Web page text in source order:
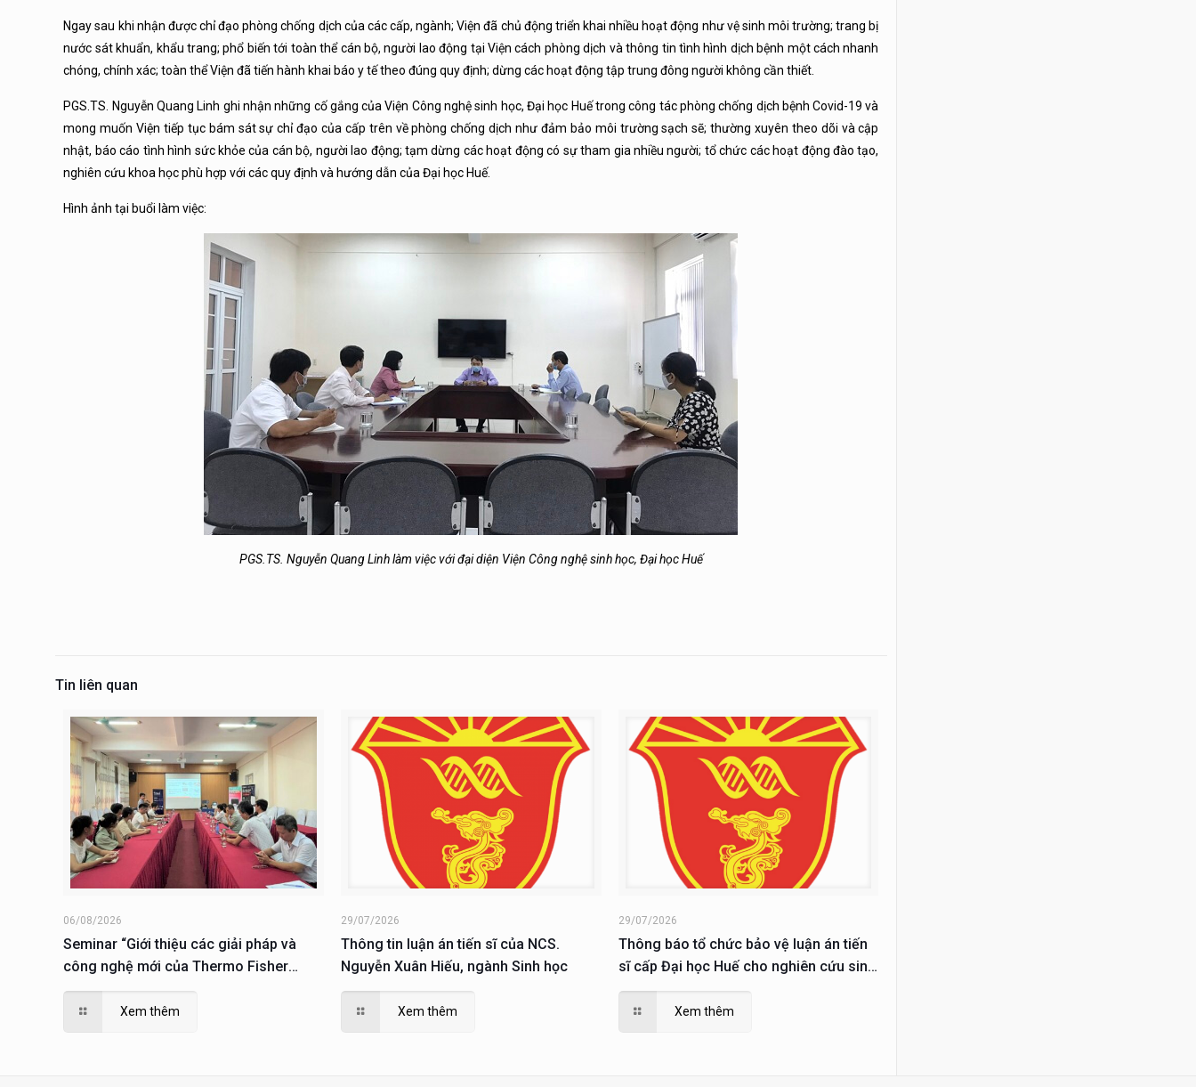
Ngay sau khi nhận được chỉ đạo phòng chống dịch của các cấp, ngành; Viện đã chủ động triển khai nhiều hoạt động như vệ sinh môi trường; trang bị
nước sát khuẩn, khẩu trang; phổ biến tới toàn thể cán bộ, người lao động tại Viện cách phòng dịch và thông tin tình hình dịch bệnh một cách nhanh
chóng, chính xác; toàn thể Viện đã tiến hành khai báo y tế theo đúng quy định; dừng các hoạt động tập trung đông người không cần thiết.
PGS.TS. Nguyễn Quang Linh ghi nhận những cố gắng của Viện Công nghệ sinh học, Đại học Huế trong công tác phòng chống dịch bệnh Covid-19 và
mong muốn Viện tiếp tục bám sát sự chỉ đạo của cấp trên về phòng chống dịch như đảm bảo môi trường sạch sẽ; thường xuyên theo dõi và cập
nhật, báo cáo tình hình sức khỏe của cán bộ, người lao động; tạm dừng các hoạt động có sự tham gia nhiều người; tổ chức các hoạt động đào tạo,
nghiên cứu khoa học phù hợp với các quy định và hướng dẫn của Đại học Huế.
Hình ảnh tại buổi làm việc:
PGS.TS. Nguyễn Quang Linh làm việc với đại diện Viện Công nghệ sinh học, Đại học Huế
Tin liên quan
06/08/2026
Seminar “Giới thiệu các giải pháp và
công nghệ mới của Thermo Fisher
Scientific trong lĩnh vực sinh học phân
tử; giải pháp phục vụ nuôi cấy, phân tích
và nghiên cứu tế tào”
Xem thêm
29/07/2026
Thông tin luận án tiến sĩ của NCS.
Nguyễn Xuân Hiếu, ngành Sinh học
Xem thêm
29/07/2026
Thông báo tổ chức bảo vệ luận án tiến
sĩ cấp Đại học Huế cho nghiên cứu sinh
Nguyễn Xuân Hiếu
Xem thêm